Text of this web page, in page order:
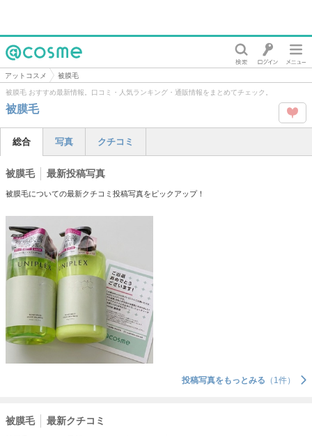
@cosme
アットコスメ 被膜毛
被膜毛 おすすめ最新情報。口コミ・人気ランキング・通販情報をまとめてチェック。
被膜毛
タグ
総合 写真 クチコミ
被膜毛 最新投稿写真
被膜毛についての最新クチコミ投稿写真をピックアップ！
投稿写真をもっとみる （1件）
被膜毛 最新クチコミ